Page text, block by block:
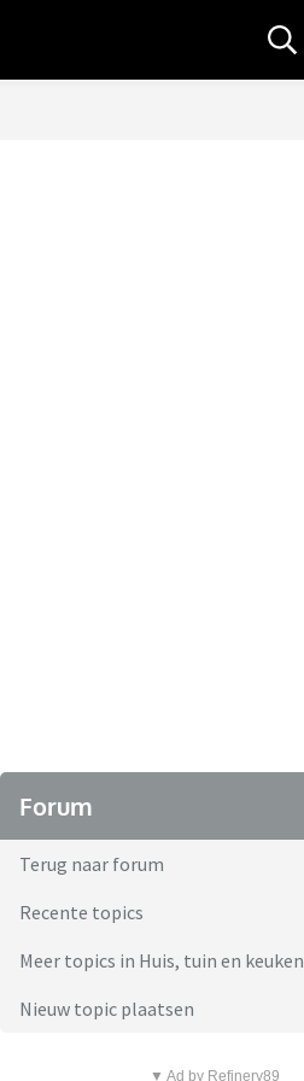
Forum
Terug naar forum
Recente topics
Meer topics in Huis, tuin en keuken
Nieuw topic plaatsen
▼ Ad by Refinery89